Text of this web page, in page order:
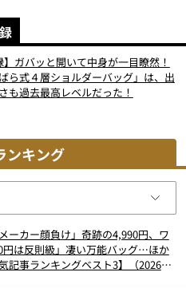
】ガバッと開いて中身が一目瞭然！
ら式４層ショルダーバッグ」は、出
も過去最高レベルだった！
ンキング
ーカー顔負け」奇跡の4,990円、ワ
円は反則級」凄い万能バッグ…ほか
記事ランキングベスト3】（2026年